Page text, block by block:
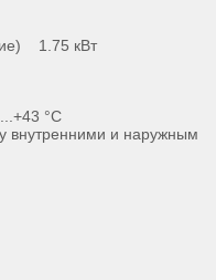
1.75 кВт
°С
внутренними и наружным